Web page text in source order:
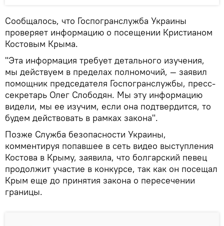
Сообщалось, что Госпогранслужба Украины
проверяет информацию о посещении Кристианом
Костовым Крыма.
"Эта информация требует детального изучения,
мы действуем в пределах полномочий, — заявил
помощник председателя Госпогранслужбы, пресс-
секретарь Олег Слободян. Мы эту информацию
видели, мы ее изучим, если она подтвердится, то
будем действовать в рамках закона".
Позже Служба безопасности Украины,
комментируя попавшее в сеть видео выступления
Костова в Крыму, заявила, что болгарский певец
продолжит участие в конкурсе, так как он посещал
Крым еще до принятия закона о пересечении
границы.